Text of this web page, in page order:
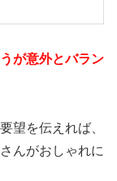
が意外とバラン
望を伝えれば、
んがおしゃれに